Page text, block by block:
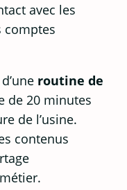
avec les
comptes
routine de
de 20 minutes
de l’usine.
contenus